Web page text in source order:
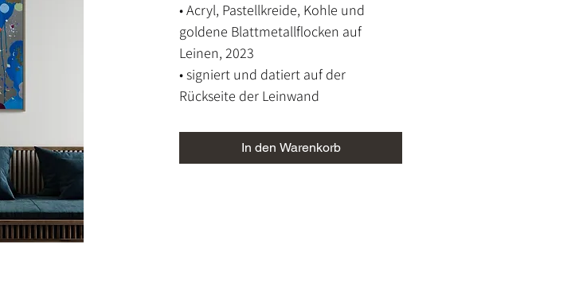
• Acryl, Pastellkreide, Kohle und
goldene Blattmetallflocken auf
Leinen, 2023
• signiert und datiert auf der
Rückseite der Leinwand
• ungerahmt, Rahmung auf Anfrage
möglich
In den Warenkorb